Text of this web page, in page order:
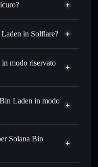
in Solflare?
SBL in SOL,
al prezzo migliore
SBL senza
l’Aggregatore di
modo riservato
di privacy
Laden in modo
Bin Laden
Solana Bin
Solana Bin